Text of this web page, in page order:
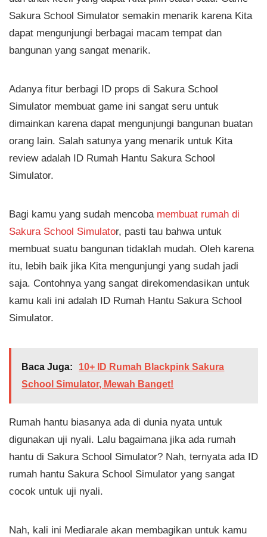
Sakura School Simulator semakin menarik karena Kita
dapat mengunjungi berbagai macam tempat dan
bangunan yang sangat menarik.
Adanya fitur berbagi ID props di Sakura School
Simulator membuat game ini sangat seru untuk
dimainkan karena dapat mengunjungi bangunan buatan
orang lain. Salah satunya yang menarik untuk Kita
review adalah ID Rumah Hantu Sakura School
Simulator.
Bagi kamu yang sudah mencoba membuat rumah di
Sakura School Simulator, pasti tau bahwa untuk
membuat suatu bangunan tidaklah mudah. Oleh karena
itu, lebih baik jika Kita mengunjungi yang sudah jadi
saja. Contohnya yang sangat direkomendasikan untuk
kamu kali ini adalah ID Rumah Hantu Sakura School
Simulator.
Baca Juga:
10+ ID Rumah Blackpink Sakura
School Simulator, Mewah Banget!
Rumah hantu biasanya ada di dunia nyata untuk
digunakan uji nyali. Lalu bagaimana jika ada rumah
hantu di Sakura School Simulator? Nah, ternyata ada ID
rumah hantu Sakura School Simulator yang sangat
cocok untuk uji nyali.
Nah, kali ini Mediarale akan membagikan untuk kamu